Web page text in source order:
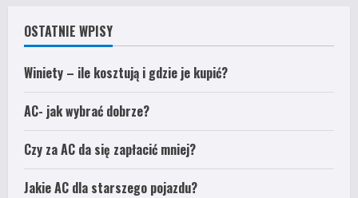
OSTATNIE WPISY
Winiety – ile kosztują i gdzie je kupić?
AC- jak wybrać dobrze?
Czy za AC da się zapłacić mniej?
Jakie AC dla starszego pojazdu?